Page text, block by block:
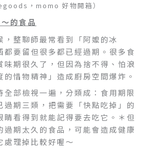
，momo 好物開箱）
的食品
，整聊師最常看到「阿嬤的冰
都要留但很多都已經過期。很多食
味期很久了，但因為捨不得、怕浪
的惜物精神」造成廚房空間爆炸。
全部檢視一遍，分類成：食用期限
過期三類，把需要「快點吃掉」的
睛看得到就能記得要去吃它。＊但
過期太久的食品，可能會造成健康
處理掉比較好喔～